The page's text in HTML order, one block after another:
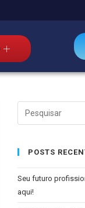
POSTS
Seu futuro
aqui!